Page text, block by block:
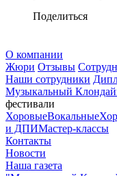
Поделиться
О компании
Жюри Отзывы
Наши сотрудники
Музыкальный
фестивали
ХоровыеВокальные
и ДПИМастер-классы
Контакты
Новости
Наша газета